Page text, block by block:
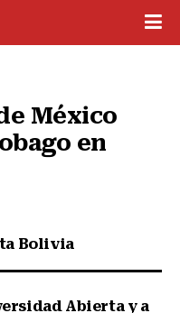
México
en
Bolivia
Abierta y a